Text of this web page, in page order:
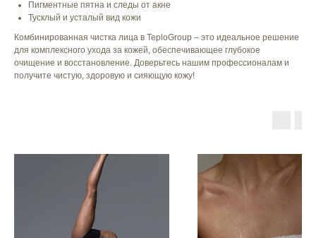
Пигментные пятна и следы от акне
Тусклый и усталый вид кожи
Комбинированная чистка лица в TeploGroup – это идеальное решение
для комплексного ухода за кожей, обеспечивающее глубокое
очищение и восстановление. Доверьтесь нашим профессионалам и
получите чистую, здоровую и сияющую кожу!